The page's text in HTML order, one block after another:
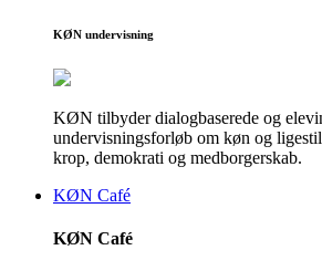
KØN undervisning
KØN tilbyder dialogbaserede og
undervisningsforløb om køn og
krop, demokrati og medborgerskab.
KØN Café
KØN Café